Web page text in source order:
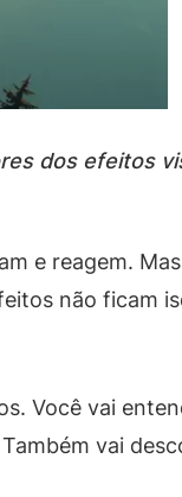
dos efeitos
e reagem.
não ficam
Você vai
vai